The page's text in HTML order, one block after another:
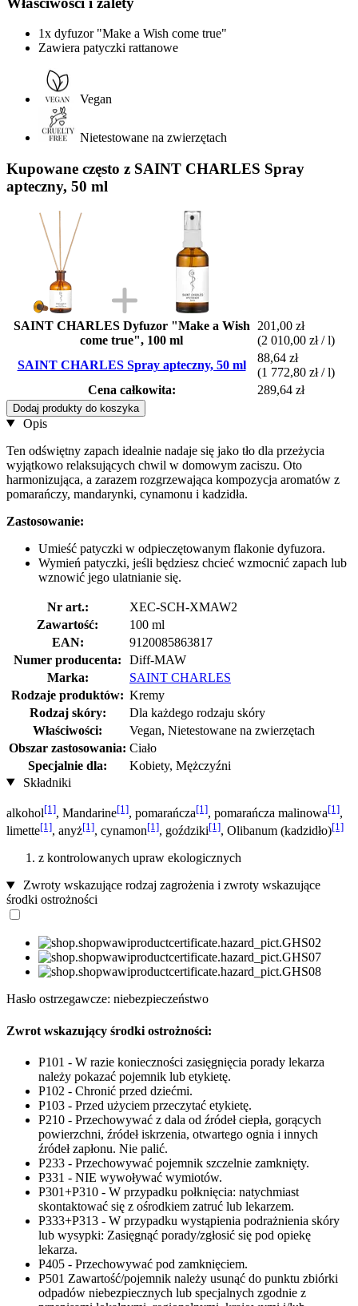
1x dyfuzor "Make a Wish come true"
Zawiera patyczki rattanowe
Vegan
Nietestowane na zwierzętach
Kupowane często z SAINT CHARLES Spray
apteczny, 50 ml
SAINT CHARLES Dyfuzor "Make a Wish
come true", 100 ml
201,00 zł
(2 010,00 zł / l)
SAINT CHARLES Spray apteczny, 50 ml
88,64 zł
(1 772,80 zł / l)
Cena całkowita:
289,64 zł
Dodaj produkty do koszyka
Opis
Ten odświętny zapach idealnie nadaje się jako tło dla przeżycia
wyjątkowo relaksujących chwil w domowym zaciszu. Oto
harmonizująca, a zarazem rozgrzewająca kompozycja aromatów z
pomarańczy, mandarynki, cynamonu i kadzidła.
Zastosowanie:
Umieść patyczki w odpieczętowanym flakonie dyfuzora.
Wymień patyczki, jeśli będziesz chcieć wzmocnić zapach lub
wznowić jego ulatnianie się.
Nr art.:
XEC-SCH-XMAW2
Zawartość:
100 ml
EAN:
9120085863817
Numer producenta:
Diff-MAW
Marka:
SAINT CHARLES
Rodzaje produktów: Kremy
Rodzaj skóry:
Dla każdego rodzaju skóry
Właściwości:
Vegan, Nietestowane na zwierzętach
Obszar zastosowania: Ciało
Specjalnie dla:
Kobiety, Mężczyźni
Składniki
alkohol[1], Mandarine[1], pomarańcza[1], pomarańcza malinowa[1],
limette[1], anyż[1], cynamon[1], goździki[1], Olibanum (kadzidło)[1]
z kontrolowanych upraw ekologicznych
Zwroty wskazujące rodzaj zagrożenia i zwroty wskazujące
środki ostrożności
Hasło ostrzegawcze: niebezpieczeństwo
Zwrot wskazujący środki ostrożności:
P101 - W razie konieczności zasięgnięcia porady lekarza
należy pokazać pojemnik lub etykietę.
P102 - Chronić przed dziećmi.
P103 - Przed użyciem przeczytać etykietę.
P210 - Przechowywać z dala od źródeł ciepła, gorących
powierzchni, źródeł iskrzenia, otwartego ognia i innych
źródeł zapłonu. Nie palić.
P233 - Przechowywać pojemnik szczelnie zamknięty.
P331 - NIE wywoływać wymiotów.
P301+P310 - W przypadku połknięcia: natychmiast
skontaktować się z ośrodkiem zatruć lub lekarzem.
P333+P313 - W przypadku wystąpienia podrażnienia skóry
lub wysypki: Zasięgnąć porady/zgłosić się pod opiekę
lekarza.
P405 - Przechowywać pod zamknięciem.
P501 Zawartość/pojemnik należy usunąć do punktu zbiórki
odpadów niebezpiecznych lub specjalnych zgodnie z